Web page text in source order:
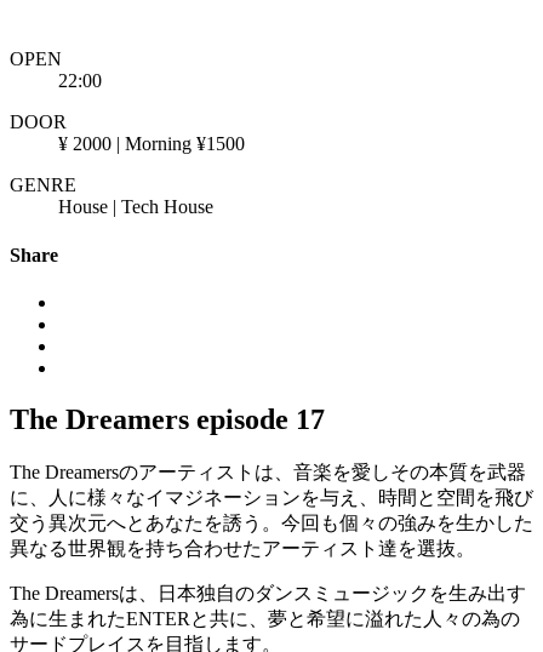
OPEN
22:00
DOOR
¥ 2000 | Morning ¥1500
GENRE
House | Tech House
Share
The Dreamers episode 17
The Dreamersのアーティストは、音楽を愛しその本質を武器
に、人に様々なイマジネーションを与え、時間と空間を飛び
交う異次元へとあなたを誘う。今回も個々の強みを生かした
異なる世界観を持ち合わせたアーティスト達を選抜。
The Dreamersは、日本独自のダンスミュージックを生み出す
為に生まれたENTERと共に、夢と希望に溢れた人々の為の
サードプレイスを目指します。